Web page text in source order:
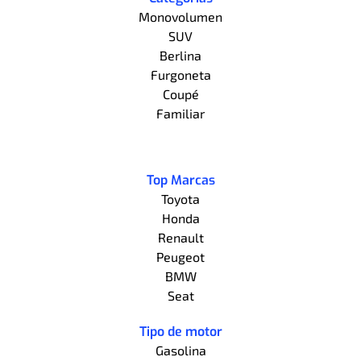
Monovolumen
SUV
Berlina
Furgoneta
Coupé
Familiar
Top Marcas
Toyota
Honda
Renault
Peugeot
BMW
Seat
Tipo de motor
Gasolina